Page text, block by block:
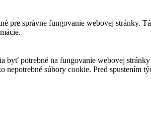
pre správne fungovanie webovej stránky.
byť potrebné na fungovanie webovej
nepotrebné súbory cookie. Pred